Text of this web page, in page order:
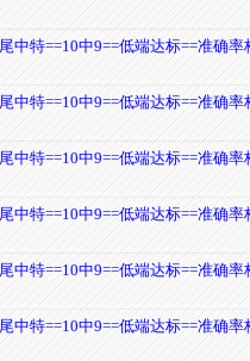
中特==10中9==低端达标==准确
中特==10中9==低端达标==准确
中特==10中9==低端达标==准确
中特==10中9==低端达标==准确
中特==10中9==低端达标==准确
中特==10中9==低端达标==准确